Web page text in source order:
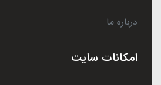
درباره ما
امکانات سایت